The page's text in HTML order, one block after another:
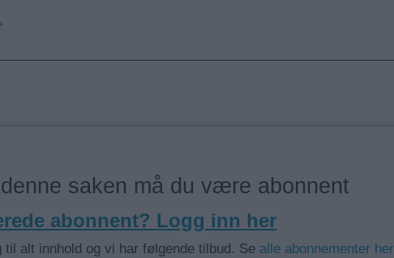
saken må du være abonnent
abonnent? Logg inn her
til alt innhold og vi har følgende tilbud. Se alle abonnementer her